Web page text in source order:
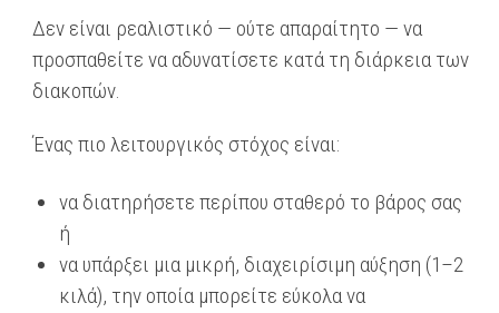
Δεν είναι ρεαλιστικό — ούτε απαραίτητο — να
προσπαθείτε να αδυνατίσετε κατά τη διάρκεια των
διακοπών.
Ένας πιο λειτουργικός στόχος είναι:
να διατηρήσετε περίπου σταθερό το βάρος σας
ή
να υπάρξει μια μικρή, διαχειρίσιμη αύξηση (1–2
κιλά), την οποία μπορείτε εύκολα να